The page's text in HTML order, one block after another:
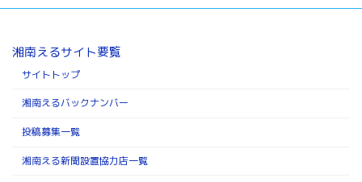
湘南えるサイト要覧
サイトトップ
湘南えるバックナンバー
投稿募集一覧
湘南える新聞設置協力店一覧